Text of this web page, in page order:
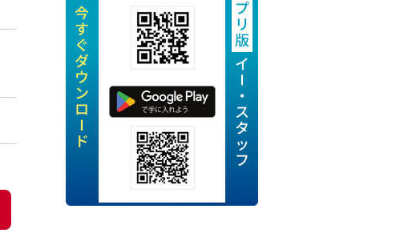
即日★急募採用
学校名公開求人
Iターン・Uターン応援